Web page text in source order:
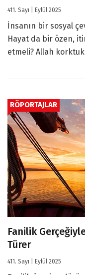
411. Sayı | Eylül 2025
İnsanın bir sosyal
Hayat da bir özen,
etmeli? Allah
RÖPORTAJLAR
Fanilik
Türer
411. Sayı | Eylül 2025